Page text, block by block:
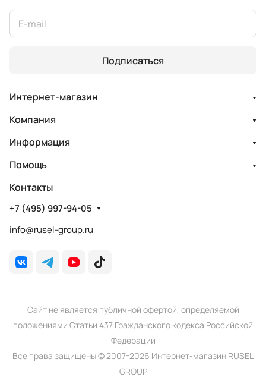
Подписаться
Интернет-магазин
Компания
Информация
Помощь
Контакты
+7 (495) 997-94-05
info@rusel-group.ru
Сайт не является публичной офертой, определяемой
положениями Статьи 437 Гражданского кодекса Российской
Федерации
Все права защищены © 2007-2026 Интернет-магазин RUSEL
GROUP